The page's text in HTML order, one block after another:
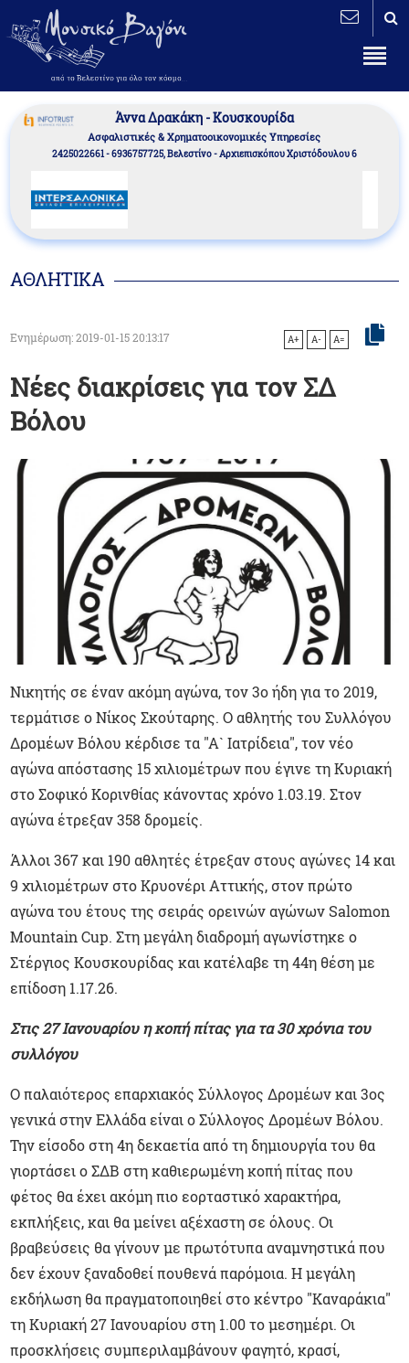
Άννα Δρακάκη - Κουσκουρίδα
Aσφαλιστικές & Χρηματοοικονομικές Υπηρεσίες
2425022661 - 6936757725, Βελεστίνο - Αρχιεπισκόπου Χριστόδουλου 6
ΑΘΛΗΤΙΚΑ
Ενημέρωση: 2019-01-15 20:13:17 A+ A- A=
Νέες διακρίσεις για τον ΣΔ
Βόλου
Νικητής σε έναν ακόμη αγώνα, τον 3ο ήδη για το 2019,
τερμάτισε ο Νίκος Σκούταρης. Ο αθλητής του Συλλόγου
Δρομέων Βόλου κέρδισε τα "Α` Ιατρίδεια", τον νέο
αγώνα απόστασης 15 χιλιομέτρων που έγινε τη Κυριακή
στο Σοφικό Κορινθίας κάνοντας χρόνο 1.03.19. Στον
αγώνα έτρεξαν 358 δρομείς.
Άλλοι 367 και 190 αθλητές έτρεξαν στους αγώνες 14 και
9 χιλιομέτρων στο Κρυονέρι Αττικής, στον πρώτο
αγώνα του έτους της σειράς ορεινών αγώνων Salomon
Mountain Cup. Στη μεγάλη διαδρομή αγωνίστηκε ο
Στέργιος Κουσκουρίδας και κατέλαβε τη 44η θέση με
επίδοση 1.17.26.
Στις 27 Ιανουαρίου η κοπή πίτας για τα 30 χρόνια του
συλλόγου
Ο παλαιότερος επαρχιακός Σύλλογος Δρομέων και 3ος
γενικά στην Ελλάδα είναι ο Σύλλογος Δρομέων Βόλου.
Την είσοδο στη 4η δεκαετία από τη δημιουργία του θα
γιορτάσει ο ΣΔΒ στη καθιερωμένη κοπή πίτας που
φέτος θα έχει ακόμη πιο εορταστικό χαρακτήρα,
εκπλήξεις, και θα μείνει αξέχαστη σε όλους. Οι
βραβεύσεις θα γίνουν με πρωτότυπα αναμνηστικά που
δεν έχουν ξαναδοθεί πουθενά παρόμοια. Η μεγάλη
εκδήλωση θα πραγματοποιηθεί στο κέντρο "Καναράκια"
τη Κυριακή 27 Ιανουαρίου στη 1.00 το μεσημέρι. Οι
προσκλήσεις συμπεριλαμβάνουν φαγητό, κρασί,